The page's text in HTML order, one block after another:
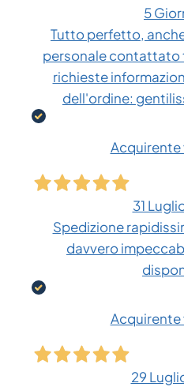
5
Tutto perfetto,
personale contattato
richieste
dell'ordine:
31
Spedizione
davvero
29